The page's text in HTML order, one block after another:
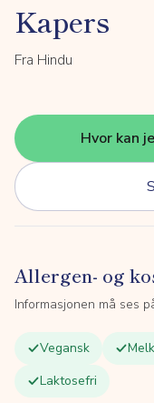
Kapers
Fra Hindu
Hvor kan
Allergen- og
Informasjonen må ses
Vegansk
Laktosefri